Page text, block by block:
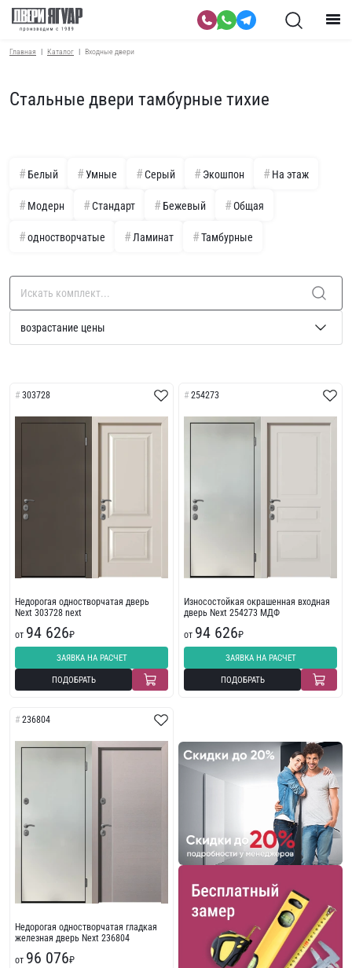
Главная Каталог Входные двери
Стальные двери тамбурные тихие
Белый Умные Серый Экошпон На этаж
Модерн Стандарт Бежевый Общая
одностворчатые Ламинат Тамбурные
303728
Недорогая одностворчатая дверь
Next 303728 next
от 94 626₽
ЗАЯВКА НА РАСЧЕТ
ПОДОБРАТЬ
254273
Износостойкая окрашенная входная
дверь Next 254273 МДФ
от 94 626₽
ЗАЯВКА НА РАСЧЕТ
ПОДОБРАТЬ
236804
Недорогая одностворчатая гладкая
железная дверь Next 236804
от 96 076₽